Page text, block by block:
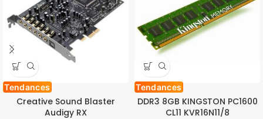
Tendances
Creative Sound Blaster
Audigy RX
Tendances
DDR3 8GB KINGSTON PC1600
CL11 KVR16N11/8